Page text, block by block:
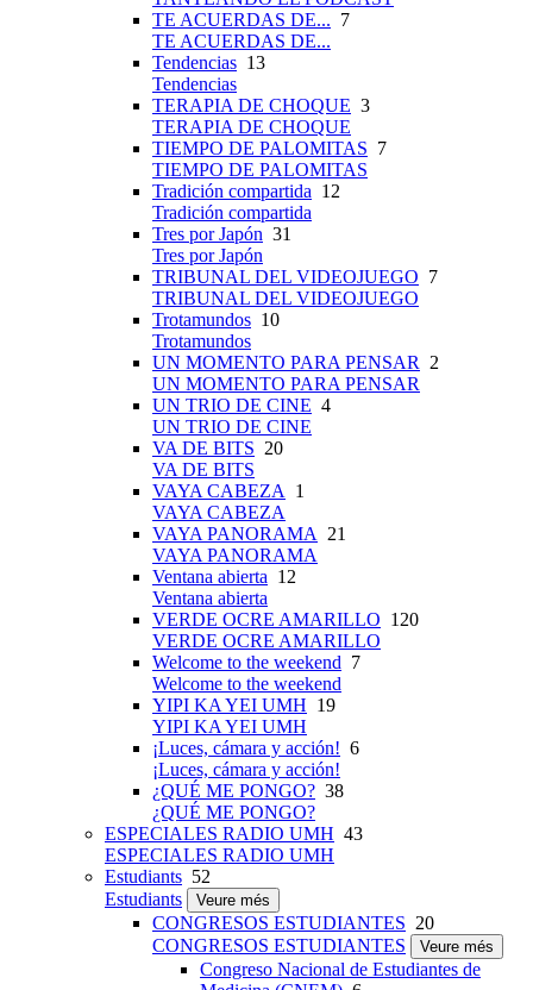
TE ACUERDAS DE... 7
TE ACUERDAS DE...
Tendencias 13
Tendencias
TERAPIA DE CHOQUE 3
TERAPIA DE CHOQUE
TIEMPO DE PALOMITAS 7
TIEMPO DE PALOMITAS
Tradición compartida 12
Tradición compartida
Tres por Japón 31
Tres por Japón
TRIBUNAL DEL VIDEOJUEGO 7
TRIBUNAL DEL VIDEOJUEGO
Trotamundos 10
Trotamundos
UN MOMENTO PARA PENSAR
2
UN MOMENTO PARA PENSAR
UN TRIO DE CINE 4
UN TRIO DE CINE
VA DE BITS 20
VA DE BITS
VAYA CABEZA
1
VAYA CABEZA
VAYA PANORAMA
21
VAYA PANORAMA
Ventana abierta 12
Ventana abierta
VERDE OCRE AMARILLO 120
VERDE OCRE AMARILLO
Welcome to the weekend 7
Welcome to the weekend
YIPI KA YEI UMH 19
YIPI KA YEI UMH
¡Luces, cámara y acción! 6
¡Luces, cámara y acción!
¿QUÉ ME PONGO? 38
¿QUÉ ME PONGO?
ESPECIALES RADIO UMH 43
ESPECIALES RADIO UMH
Estudiants 52
Estudiants
Veure més
CONGRESOS ESTUDIANTES 20
CONGRESOS ESTUDIANTES
Veure més
Congreso Nacional de Estudiantes de